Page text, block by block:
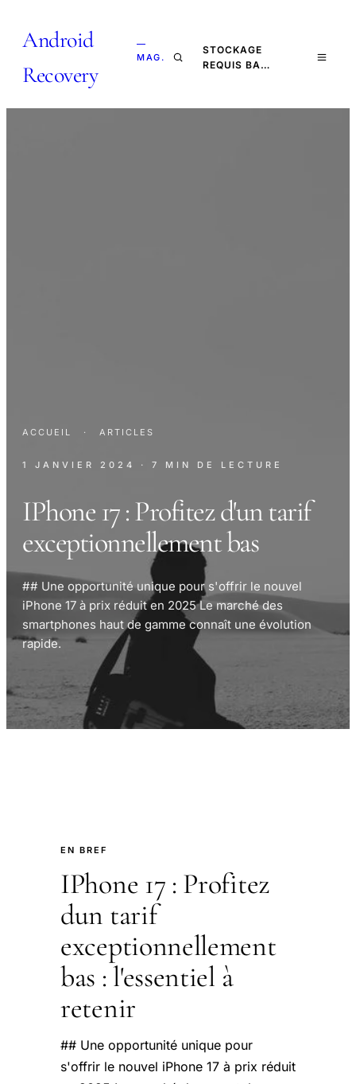
Android
Recovery
—
MAG.
STOCKAGE
REQUIS BA…
ACCUEIL · ARTICLES
1 JANVIER 2024 · 7 MIN DE LECTURE
IPhone 17 : Profitez d'un tarif
exceptionnellement bas
## Une opportunité unique pour s'offrir le nouvel
iPhone 17 à prix réduit en 2025 Le marché des
smartphones haut de gamme connaît une évolution
rapide.
EN BREF
IPhone 17 : Profitez
dun tarif
exceptionnellement
bas : l'essentiel à
retenir
## Une opportunité unique pour
s'offrir le nouvel iPhone 17 à prix réduit